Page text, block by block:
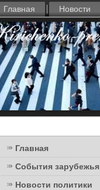
Главная Новости
Главная
События зарубежья
Новости политики